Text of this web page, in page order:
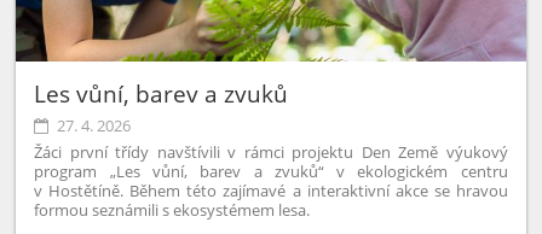
Les vůní, barev a zvuků
27. 4. 2026
Žáci první třídy navštívili v rámci projektu Den Země výukový
program „Les vůní, barev a zvuků“ v ekologickém centru
v Hostětíně. Během této zajímavé a interaktivní akce se hravou
formou seznámili s ekosystémem lesa.